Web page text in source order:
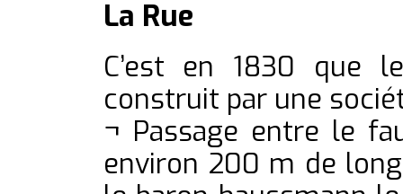
La Rue
C’est en 1830 que
construit par une
¬ Passage entre le
environ 200 m de